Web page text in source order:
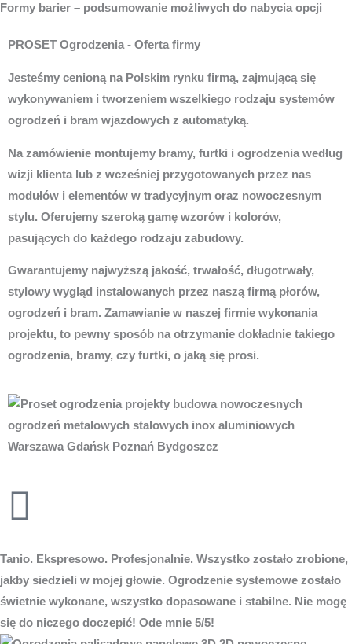
Formy barier – podsumowanie możliwych do nabycia opcji
PROSET Ogrodzenia - Oferta firmy
Jesteśmy cenioną na Polskim rynku firmą, zajmującą się
wykonywaniem i tworzeniem wszelkiego rodzaju systemów
ogrodzeń i bram wjazdowych z automatyką.
Na zamówienie montujemy bramy, furtki i ogrodzenia według
wizji klienta lub z wcześniej przygotowanych przez nas
modułów i elementów w tradycyjnym oraz nowoczesnym
stylu. Oferujemy szeroką gamę wzorów i kolorów,
pasujących do każdego rodzaju zabudowy.
Gwarantujemy najwyższą jakość, trwałość, długotrwały,
stylowy wygląd instalowanych przez naszą firmą płorów,
ogrodzeń i bram. Zamawianie w naszej firmie wykonania
projektu, to pewny sposób na otrzymanie dokładnie takiego
ogrodzenia, bramy, czy furtki, o jaką się prosi.
Tanio. Ekspresowo. Profesjonalnie. Wszystko zostało zrobione,
jakby siedzieli w mojej głowie. Ogrodzenie systemowe zostało
świetnie wykonane, wszystko dopasowane i stabilne. Nie mogę
się do niczego doczepić! Ode mnie 5/5!